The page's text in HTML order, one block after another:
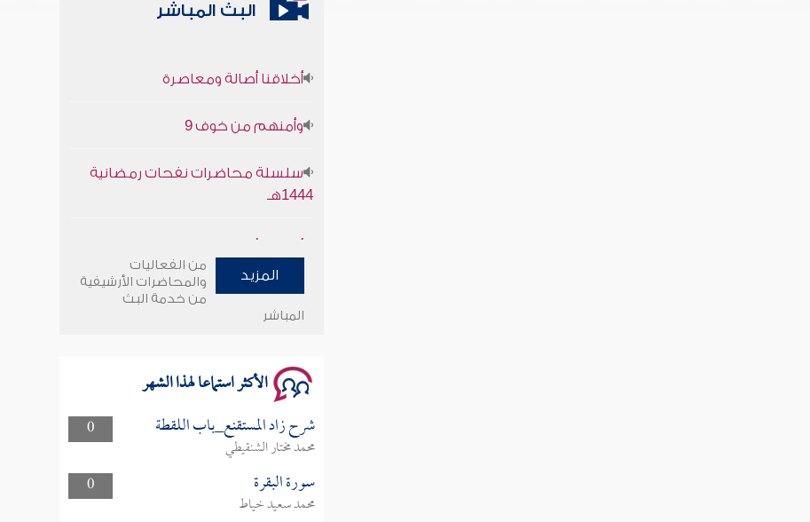
البث المباشر
1444هـ
وأمنهم من خوف 9
سلسلة محاضرات نفحات رمضانية
المزيد
من الفعاليات
والمحاضرات الأرشيفية
من خدمة البث
المباشر
الأكثر استماعا لهذا الشهر
0 شرح زاد المستقنع_باب اللقطة
محمد مختار الشنقيطي
0
سورة البقرة
محمد سعيد خياط